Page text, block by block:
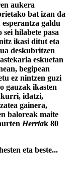
aukera
bat izan da
galdu
hilabete pasa
ikasi ditut eta
deskubritzen
eskuetan
begipean
ez nintzen guzi
gauzak ikasten
idatzi,
gainera,
baloreak maite
Herriak 80
eta beste...